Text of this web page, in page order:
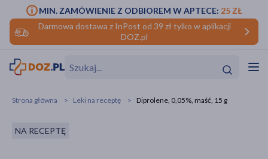
Darmowa dostawa z InPost od 39 zł tylko w aplikacji
DOZ.pl
MIN. ZAMÓWIENIE Z ODBIOREM W APTECE: 25 ZŁ
Strona główna Leki na receptę Diprolene, 0,05%, maść, 15 g
NA RECEPTĘ